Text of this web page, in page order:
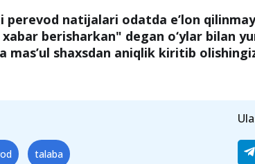
oliygohiningbir ta’lim yo‘nalishidan
uchun ariza berganyoki bir ta’lim
yoxud bir guruhdan boshqa guruhga
perevod natijalari odatda e’lon
xabar berisharkan" degan o‘ylar bilan
mas’ul shaxsdan aniqlik kiritib